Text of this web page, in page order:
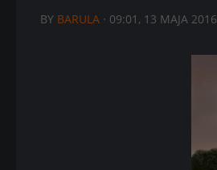
BY BARULA · 09:01, 13 MAJA 2016